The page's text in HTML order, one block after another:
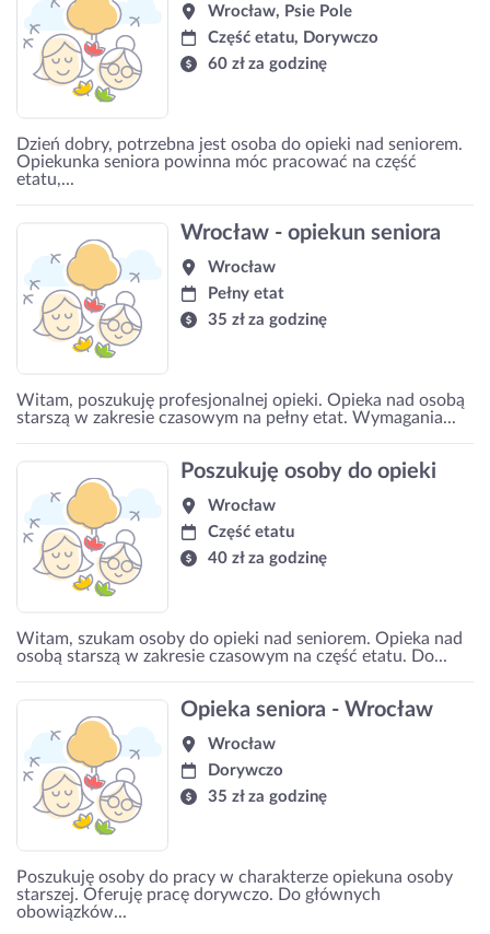
Wrocław, Psie Pole
Część etatu, Dorywczo
60 zł za godzinę
Dzień dobry, potrzebna jest osoba do opieki nad seniorem.
Opiekunka seniora powinna móc pracować na część
etatu,...
Wrocław - opiekun seniora
Wrocław
Pełny etat
35 zł za godzinę
Witam, poszukuję profesjonalnej opieki. Opieka nad osobą
starszą w zakresie czasowym na pełny etat. Wymagania...
Poszukuję osoby do opieki
Wrocław
Część etatu
40 zł za godzinę
Witam, szukam osoby do opieki nad seniorem. Opieka nad
osobą starszą w zakresie czasowym na część etatu. Do...
Opieka seniora - Wrocław
Wrocław
Dorywczo
35 zł za godzinę
Poszukuję osoby do pracy w charakterze opiekuna osoby
starszej. Oferuję pracę dorywczo. Do głównych
obowiązków...